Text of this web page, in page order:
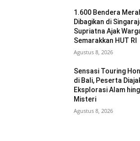
1.600 Bendera
Dibagikan di
Supriatna Ajak
Semarakkan HUT RI
Agustus 8, 2026
Sensasi Touring
di Bali, Peserta
Eksplorasi Alam
Misteri
Agustus 8, 2026